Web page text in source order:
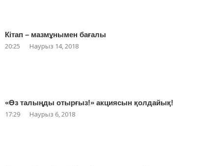
Кітап – мазмұнымен бағалы
20:25 Наурыз 14, 2018
«Өз талыңды отырғыз!» акциясын қолдайық!
17:29 Наурыз 6, 2018